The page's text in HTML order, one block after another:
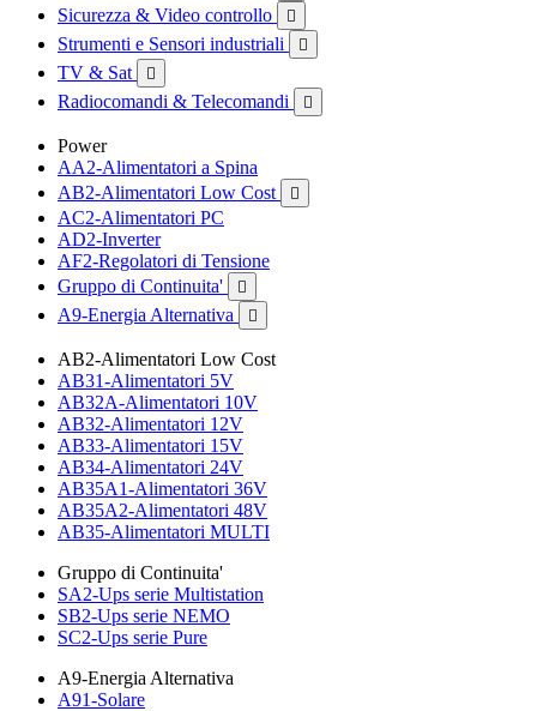
Sicurezza & Video controllo 
Strumenti e Sensori industriali 
TV & Sat 
Radiocomandi & Telecomandi 
Power
AA2-Alimentatori a Spina
AB2-Alimentatori Low Cost

AC2-Alimentatori PC
AD2-Inverter
AF2-Regolatori di Tensione
Gruppo di Continuita'

A9-Energia Alternativa 
AB2-Alimentatori Low Cost
AB31-Alimentatori 5V
AB32A-Alimentatori 10V
AB32-Alimentatori 12V
AB33-Alimentatori 15V
AB34-Alimentatori 24V
AB35A1-Alimentatori 36V
AB35A2-Alimentatori 48V
AB35-Alimentatori MULTI
Gruppo di Continuita'
SA2-Ups serie Multistation
SB2-Ups serie NEMO
SC2-Ups serie Pure
A9-Energia Alternativa
A91-Solare